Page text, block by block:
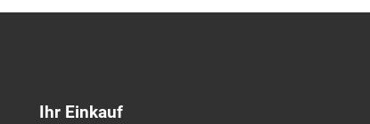
Ihr Einkauf